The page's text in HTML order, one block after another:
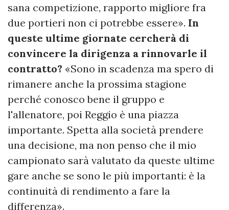
sana competizione, rapporto migliore fra
due portieri non ci potrebbe essere». In
queste ultime giornate cercherà di
convincere la dirigenza a rinnovarle il
contratto? «Sono in scadenza ma spero di
rimanere anche la prossima stagione
perché conosco bene il gruppo e
l'allenatore, poi Reggio è una piazza
importante. Spetta alla società prendere
una decisione, ma non penso che il mio
campionato sarà valutato da queste ultime
gare anche se sono le più importanti: è la
continuità di rendimento a fare la
differenza».